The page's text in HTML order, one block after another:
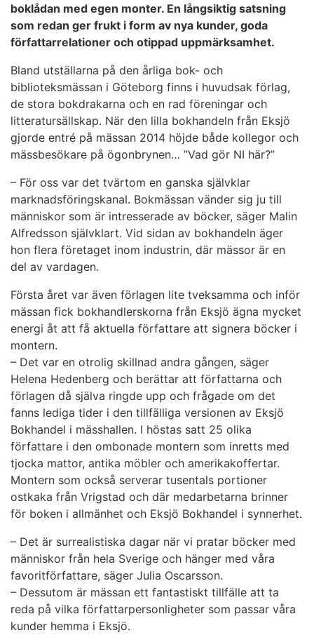
boklådan med egen monter. En långsiktig satsning
som redan ger frukt i form av nya kunder, goda
författarrelationer och otippad uppmärksamhet.
Bland utställarna på den årliga bok- och
biblioteksmässan i Göteborg finns i huvudsak förlag,
de stora bokdrakarna och en rad föreningar och
litteratursällskap. När den lilla bokhandeln från Eksjö
gjorde entré på mässan 2014 höjde både kollegor och
mässbesökare på ögonbrynen… ”Vad gör NI här?”
– För oss var det tvärtom en ganska självklar
marknadsföringskanal. Bokmässan vänder sig ju till
människor som är intresserade av böcker, säger Malin
Alfredsson självklart. Vid sidan av bokhandeln äger
hon flera företaget inom industrin, där mässor är en
del av vardagen.
Första året var även förlagen lite tveksamma och inför
mässan fick bokhandlerskorna från Eksjö ägna mycket
energi åt att få aktuella författare att signera böcker i
montern.
– Det var en otrolig skillnad andra gången, säger
Helena Hedenberg och berättar att författarna och
förlagen då själva ringde upp och frågade om det
fanns lediga tider i den tillfälliga versionen av Eksjö
Bokhandel i mässhallen. I höstas satt 25 olika
författare i den ombonade montern som inretts med
tjocka mattor, antika möbler och amerikakoffertar.
Montern som också serverar tusentals portioner
ostkaka från Vrigstad och där medarbetarna brinner
för boken i allmänhet och Eksjö Bokhandel i synnerhet.
– Det är surrealistiska dagar när vi pratar böcker med
människor från hela Sverige och hänger med våra
favoritförfattare, säger Julia Oscarsson.
– Dessutom är mässan ett fantastiskt tillfälle att ta
reda på vilka författarpersonligheter som passar våra
kunder hemma i Eksjö.